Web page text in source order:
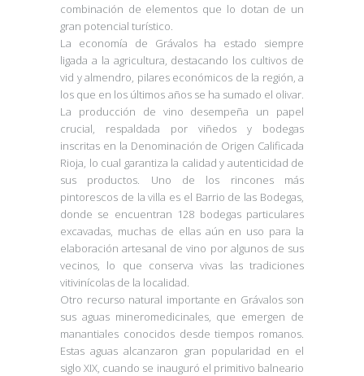
combinación de elementos que lo dotan de un
gran potencial turístico.
La economía de Grávalos ha estado siempre
ligada a la agricultura, destacando los cultivos de
vid y almendro, pilares económicos de la región, a
los que en los últimos años se ha sumado el olivar.
La producción de vino desempeña un papel
crucial, respaldada por viñedos y bodegas
inscritas en la Denominación de Origen Calificada
Rioja, lo cual garantiza la calidad y autenticidad de
sus productos. Uno de los rincones más
pintorescos de la villa es el Barrio de las Bodegas,
donde se encuentran 128 bodegas particulares
excavadas, muchas de ellas aún en uso para la
elaboración artesanal de vino por algunos de sus
vecinos, lo que conserva vivas las tradiciones
vitivinícolas de la localidad.
Otro recurso natural importante en Grávalos son
sus aguas mineromedicinales, que emergen de
manantiales conocidos desde tiempos romanos.
Estas aguas alcanzaron gran popularidad en el
siglo XIX, cuando se inauguró el primitivo balneario